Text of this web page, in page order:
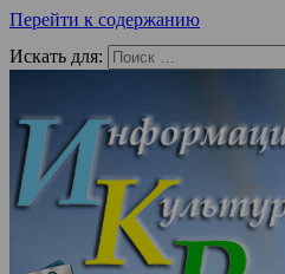
Перейти к содержанию
Искать для: